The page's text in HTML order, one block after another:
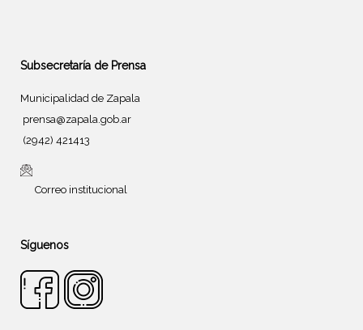
Subsecretaría de Prensa
Municipalidad de Zapala
prensa@zapala.gob.ar
(2942) 421413
Correo institucional
Síguenos